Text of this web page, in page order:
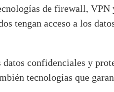
de firewall,
tengan acceso a los
confidenciales y
tecnologías que